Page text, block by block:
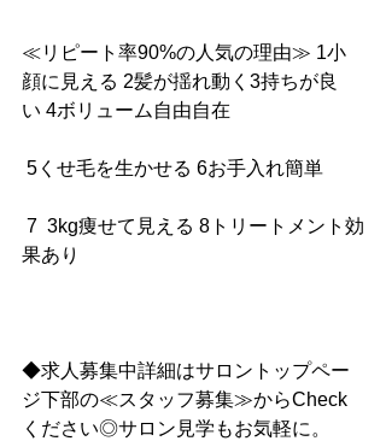
≪リピート率90%の人気の理由≫ 1小
顔に見える 2髪が揺れ動く3持ちが良
い 4ボリューム自由自在
5くせ毛を生かせる 6お手入れ簡単
7  3kg痩せて見える 8トリートメント効
果あり
◆求人募集中詳細はサロントップペー
ジ下部の≪スタッフ募集≫からCheck
ください◎サロン見学もお気軽に。